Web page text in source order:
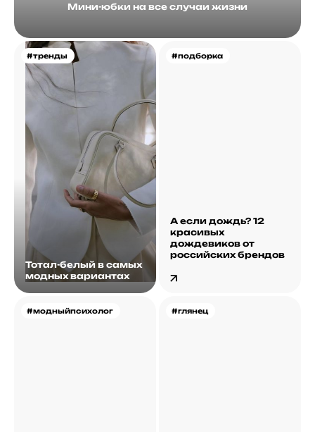
Мини-юбки на все случаи жизни
#тренды
Тотал-белый в самых
модных вариантах
#подборка
А если дождь? 12
красивых
дождевиков от
российских брендов
#модныйпсихолог #глянец